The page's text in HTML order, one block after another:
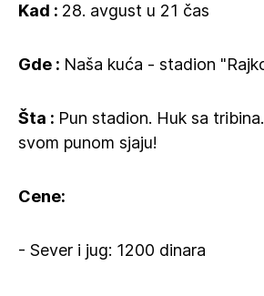
Kad : 28. avgust u 21 čas
Gde : Naša kuća - stadion
Šta : Pun stadion. Huk sa
svom punom sjaju!
Cene:
- Sever i jug: 1200 dinara